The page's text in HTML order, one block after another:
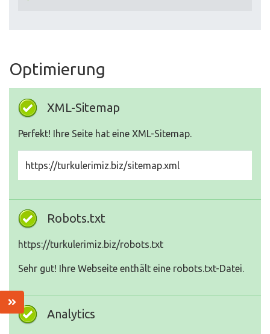
Optimierung
XML-Sitemap
Perfekt! Ihre Seite hat eine XML-Sitemap.
https://turkulerimiz.biz/sitemap.xml
Robots.txt
https://turkulerimiz.biz/robots.txt
Sehr gut! Ihre Webseite enthält eine robots.txt-Datei.
Analytics